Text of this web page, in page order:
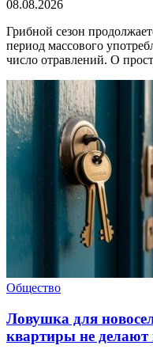
08.08.2026
Грибной сезон
период массового
число отравлений. О
Общество
Ловушка для
квартиры не делают